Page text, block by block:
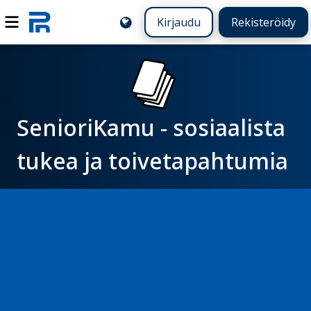
Kirjaudu Rekisteröidy
SenioriKamu - sosiaalista
tukea ja toivetapahtumia